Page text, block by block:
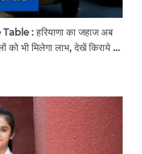
: हरियाणा का जहाज अब
को भी मिलेगा लाभ, देखें किराये के